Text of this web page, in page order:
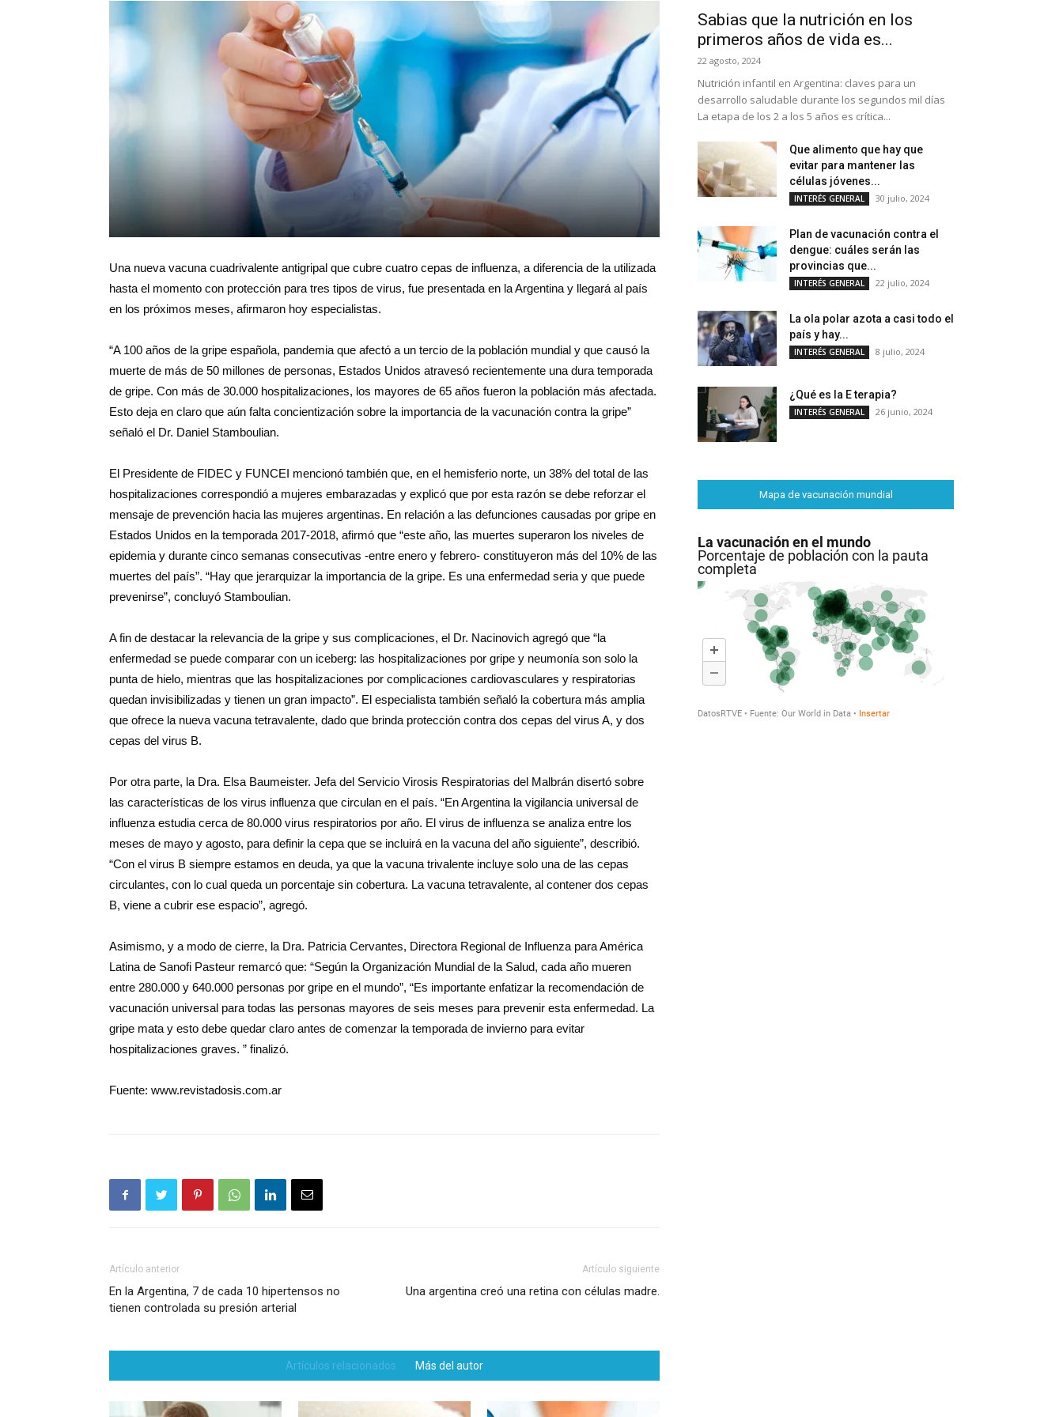
Una nueva vacuna cuadrivalente antigripal que cubre cuatro cepas de influenza, a diferencia de la utilizada
hasta el momento con protección para tres tipos de virus, fue presentada en la Argentina y llegará al país
en los próximos meses, afirmaron hoy especialistas.
“A 100 años de la gripe española, pandemia que afectó a un tercio de la población mundial y que causó la
muerte de más de 50 millones de personas, Estados Unidos atravesó recientemente una dura temporada
de gripe. Con más de 30.000 hospitalizaciones, los mayores de 65 años fueron la población más afectada.
Esto deja en claro que aún falta concientización sobre la importancia de la vacunación contra la gripe”
señaló el Dr. Daniel Stamboulian.
El Presidente de FIDEC y FUNCEI mencionó también que, en el hemisferio norte, un 38% del total de las
hospitalizaciones correspondió a mujeres embarazadas y explicó que por esta razón se debe reforzar el
mensaje de prevención hacia las mujeres argentinas. En relación a las defunciones causadas por gripe en
Estados Unidos en la temporada 2017-2018, afirmó que “este año, las muertes superaron los niveles de
epidemia y durante cinco semanas consecutivas -entre enero y febrero- constituyeron más del 10% de las
muertes del país”. “Hay que jerarquizar la importancia de la gripe. Es una enfermedad seria y que puede
prevenirse”, concluyó Stamboulian.
A fin de destacar la relevancia de la gripe y sus complicaciones, el Dr. Nacinovich agregó que “la
enfermedad se puede comparar con un iceberg: las hospitalizaciones por gripe y neumonía son solo la
punta de hielo, mientras que las hospitalizaciones por complicaciones cardiovasculares y respiratorias
quedan invisibilizadas y tienen un gran impacto”. El especialista también señaló la cobertura más amplia
que ofrece la nueva vacuna tetravalente, dado que brinda protección contra dos cepas del virus A, y dos
cepas del virus B.
Por otra parte, la Dra. Elsa Baumeister. Jefa del Servicio Virosis Respiratorias del Malbrán disertó sobre
las características de los virus influenza que circulan en el país. “En Argentina la vigilancia universal de
influenza estudia cerca de 80.000 virus respiratorios por año. El virus de influenza se analiza entre los
meses de mayo y agosto, para definir la cepa que se incluirá en la vacuna del año siguiente”, describió.
“Con el virus B siempre estamos en deuda, ya que la vacuna trivalente incluye solo una de las cepas
circulantes, con lo cual queda un porcentaje sin cobertura. La vacuna tetravalente, al contener dos cepas
B, viene a cubrir ese espacio”, agregó.
Asimismo, y a modo de cierre, la Dra. Patricia Cervantes, Directora Regional de Influenza para América
Latina de Sanofi Pasteur remarcó que: “Según la Organización Mundial de la Salud, cada año mueren
entre 280.000 y 640.000 personas por gripe en el mundo”, “Es importante enfatizar la recomendación de
vacunación universal para todas las personas mayores de seis meses para prevenir esta enfermedad. La
gripe mata y esto debe quedar claro antes de comenzar la temporada de invierno para evitar
hospitalizaciones graves. ” finalizó.
Fuente: www.revistadosis.com.ar
Artículo anterior
En la Argentina, 7 de cada 10 hipertensos no
tienen controlada su presión arterial
Artículo siguiente
Una argentina creó una retina con células madre.
Artículos relacionados Más del autor
Sabias que la nutrición en los
primeros años de vida es...
22 agosto, 2024
Nutrición infantil en Argentina: claves para un
desarrollo saludable durante los segundos mil días
La etapa de los 2 a los 5 años es crítica...
Que alimento que hay que
evitar para mantener las
células jóvenes...
INTERÉS GENERAL 30 julio, 2024
Plan de vacunación contra el
dengue: cuáles serán las
provincias que...
INTERÉS GENERAL 22 julio, 2024
La ola polar azota a casi todo el
país y hay...
INTERÉS GENERAL 8 julio, 2024
¿Qué es la E terapia?
INTERÉS GENERAL 26 junio, 2024
Mapa de vacunación mundial